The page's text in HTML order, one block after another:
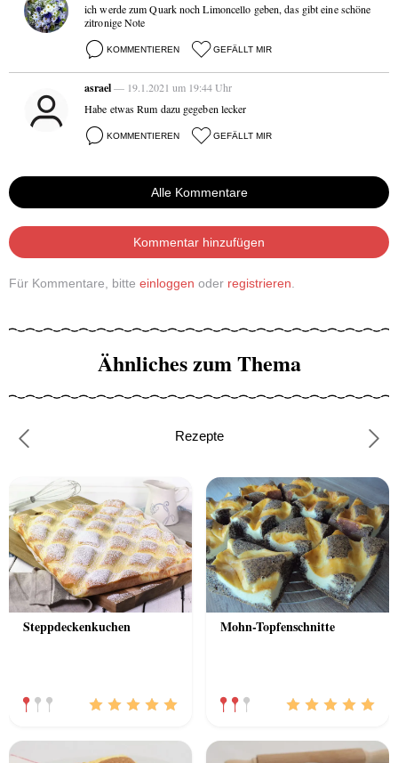
ich werde zum Quark noch Limoncello geben, das gibt eine schöne
zitronige Note
KOMMENTIEREN GEFÄLLT MIR
asrael— 19.1.2021 um 19:44 Uhr
Habe etwas Rum dazu gegeben lecker
KOMMENTIEREN GEFÄLLT MIR
Alle Kommentare
Kommentar hinzufügen
Für Kommentare, bitte einloggen oder registrieren
Ähnliches zum Thema
Rezepte
Steppdeckenkuchen Mohn-Topfenschnitte